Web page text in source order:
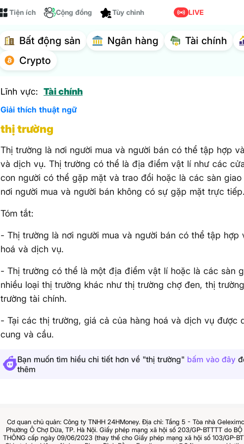
Tiện ích Cộng đồng Tùy chỉnh LIVE
Bất động sản Ngân hàng Tài chính
Crypto
Lĩnh vực: Tài chính
Giải thích thuật ngữ
thị trường
Thị trường là nơi người mua và người bán có thể tập hợp
và dịch vụ. Thị trường có thể là địa điểm vật lí như các
con người có thể gặp mặt và trao đổi hoặc là các sàn
nơi người mua và người bán không có sự gặp mặt trực
Tóm tắt:
- Thị trường là nơi người mua và người bán có thể tập hợp
hoá và dịch vụ.
- Thị trường có thể là một địa điểm vật lí hoặc là các sàn
nhiều loại thị trường khác như thị trường chợ đen, thị
trường tài chính.
- Tại các thị trường, giá cả của hàng hoá và dịch vụ được
cung và cầu.
Bạn muốn tìm hiểu chi tiết hơn về "thị trường" bấm vào đây
thêm
Cơ quan chủ quản: Công ty TNHH 24HMoney. Địa chỉ: Tầng 5 - Tòa nhà
Phường Ô Chợ Dừa, TP. Hà Nội. Giấy phép mạng xã hội số 203/GP-BTTTT do
THÔNG cấp ngày 09/06/2023 (thay thế cho Giấy phép mạng xã hội số 103/GP-